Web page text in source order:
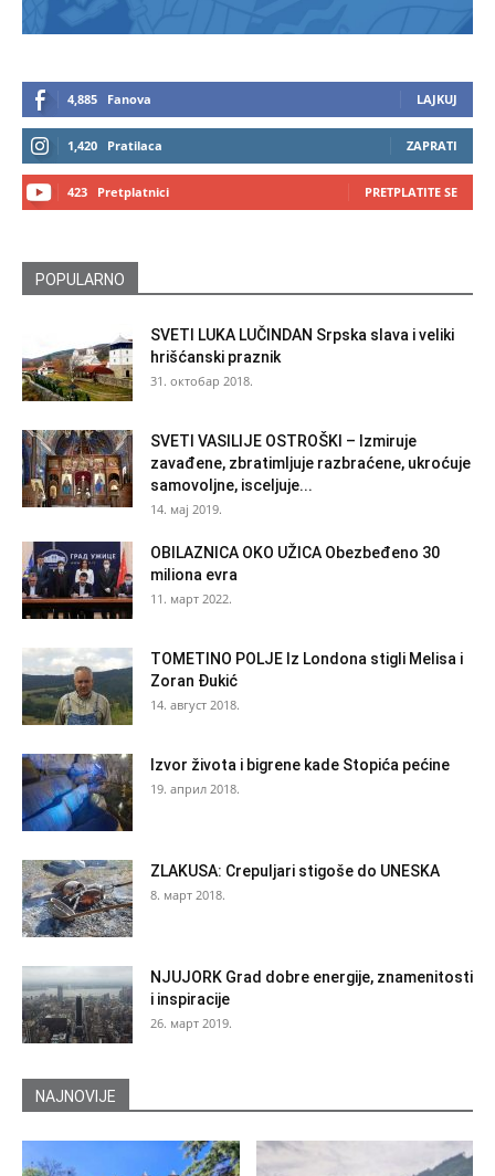
4,885 Fanova LAJKUJ
1,420 Pratilaca ZAPRATI
423 Pretplatnici PRETPLATITE SE
POPULARNO
SVETI LUKA LUČINDAN Srpska slava i veliki
hrišćanski praznik
31. октобар 2018.
SVETI VASILIJE OSTROŠKI – Izmiruje
zavađene, zbratimljuje razbraćene, ukroćuje
samovoljne, isceljuje...
14. мај 2019.
OBILAZNICA OKO UŽICA Obezbeđeno 30
miliona evra
11. март 2022.
TOMETINO POLJE Iz Londona stigli Melisa i
Zoran Đukić
14. август 2018.
Izvor života i bigrene kade Stopića pećine
19. април 2018.
ZLAKUSA: Crepuljari stigoše do UNESKA
8. март 2018.
NJUJORK Grad dobre energije, znamenitosti
i inspiracije
26. март 2019.
NAJNOVIJE